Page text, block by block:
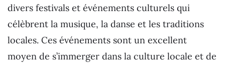
divers festivals et événements culturels qui
célèbrent la musique, la danse et les traditions
locales. Ces événements sont un excellent
moyen de s’immerger dans la culture locale et de